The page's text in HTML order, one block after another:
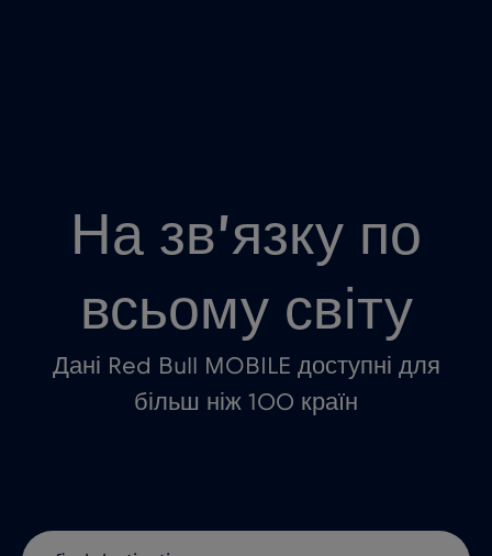
На зв’язку по
всьому світу
Дані Red Bull MOBILE доступні для
більш ніж 100 країн